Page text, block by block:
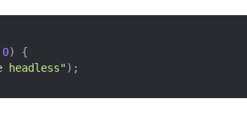
0)
{
headless" );